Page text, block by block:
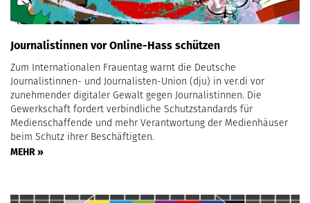
Journalistinnen vor Online-Hass schützen
Zum Internationalen Frauentag warnt die Deutsche
Journalistinnen- und Journalisten-Union (dju) in ver.di vor
zunehmender digitaler Gewalt gegen Journalistinnen. Die
Gewerkschaft fordert verbindliche Schutzstandards für
Medienschaffende und mehr Verantwortung der Medienhäuser
beim Schutz ihrer Beschäftigten.
MEHR »